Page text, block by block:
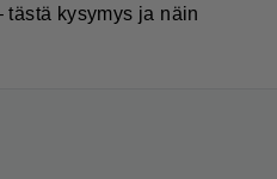
kysymys ja näin